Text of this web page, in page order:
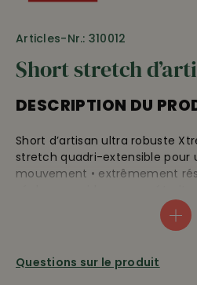
Articles-Nr.: 310012
Short stretch
DESCRIPTION DU
Short d’artisan ultra robuste
stretch quadri-extensible pour
mouvement • extrêmement
boutons de fixation sur les
poches arrière • deux poches
10% élasthanne • lavable à 60° C
Questions sur le produit